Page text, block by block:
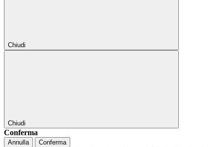
Chiudi
Chiudi
Conferma
Annulla Conferma